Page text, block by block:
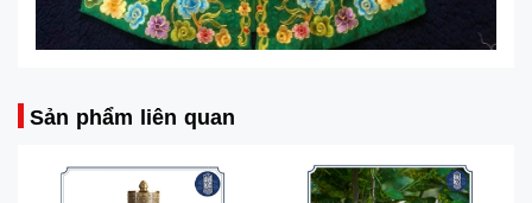
Sản phẩm liên quan